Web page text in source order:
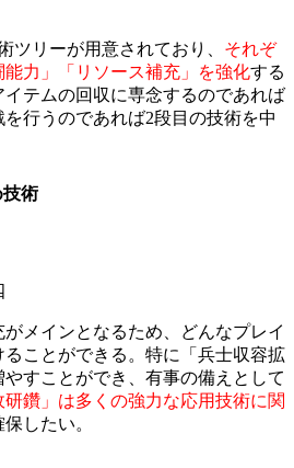
ツリーが用意されており、 それぞ
力」「リソース補充」を強化する
テムの回収に専念するのであれば
行うのであれば2段目の技術を中
術
メインとなるため、どんなプレイ
ことができる。特に「兵士収容拡
すことができ、有事の備えとして
研鑽」は多くの強力な応用技術に関
したい。